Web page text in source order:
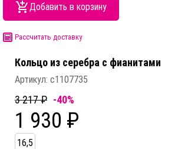
Добавить в корзину
Рассчитать доставку
Кольцо из серебра c фианитами
Артикул: с1107735
3 217 ₽ -40%
1 930 ₽
16,5